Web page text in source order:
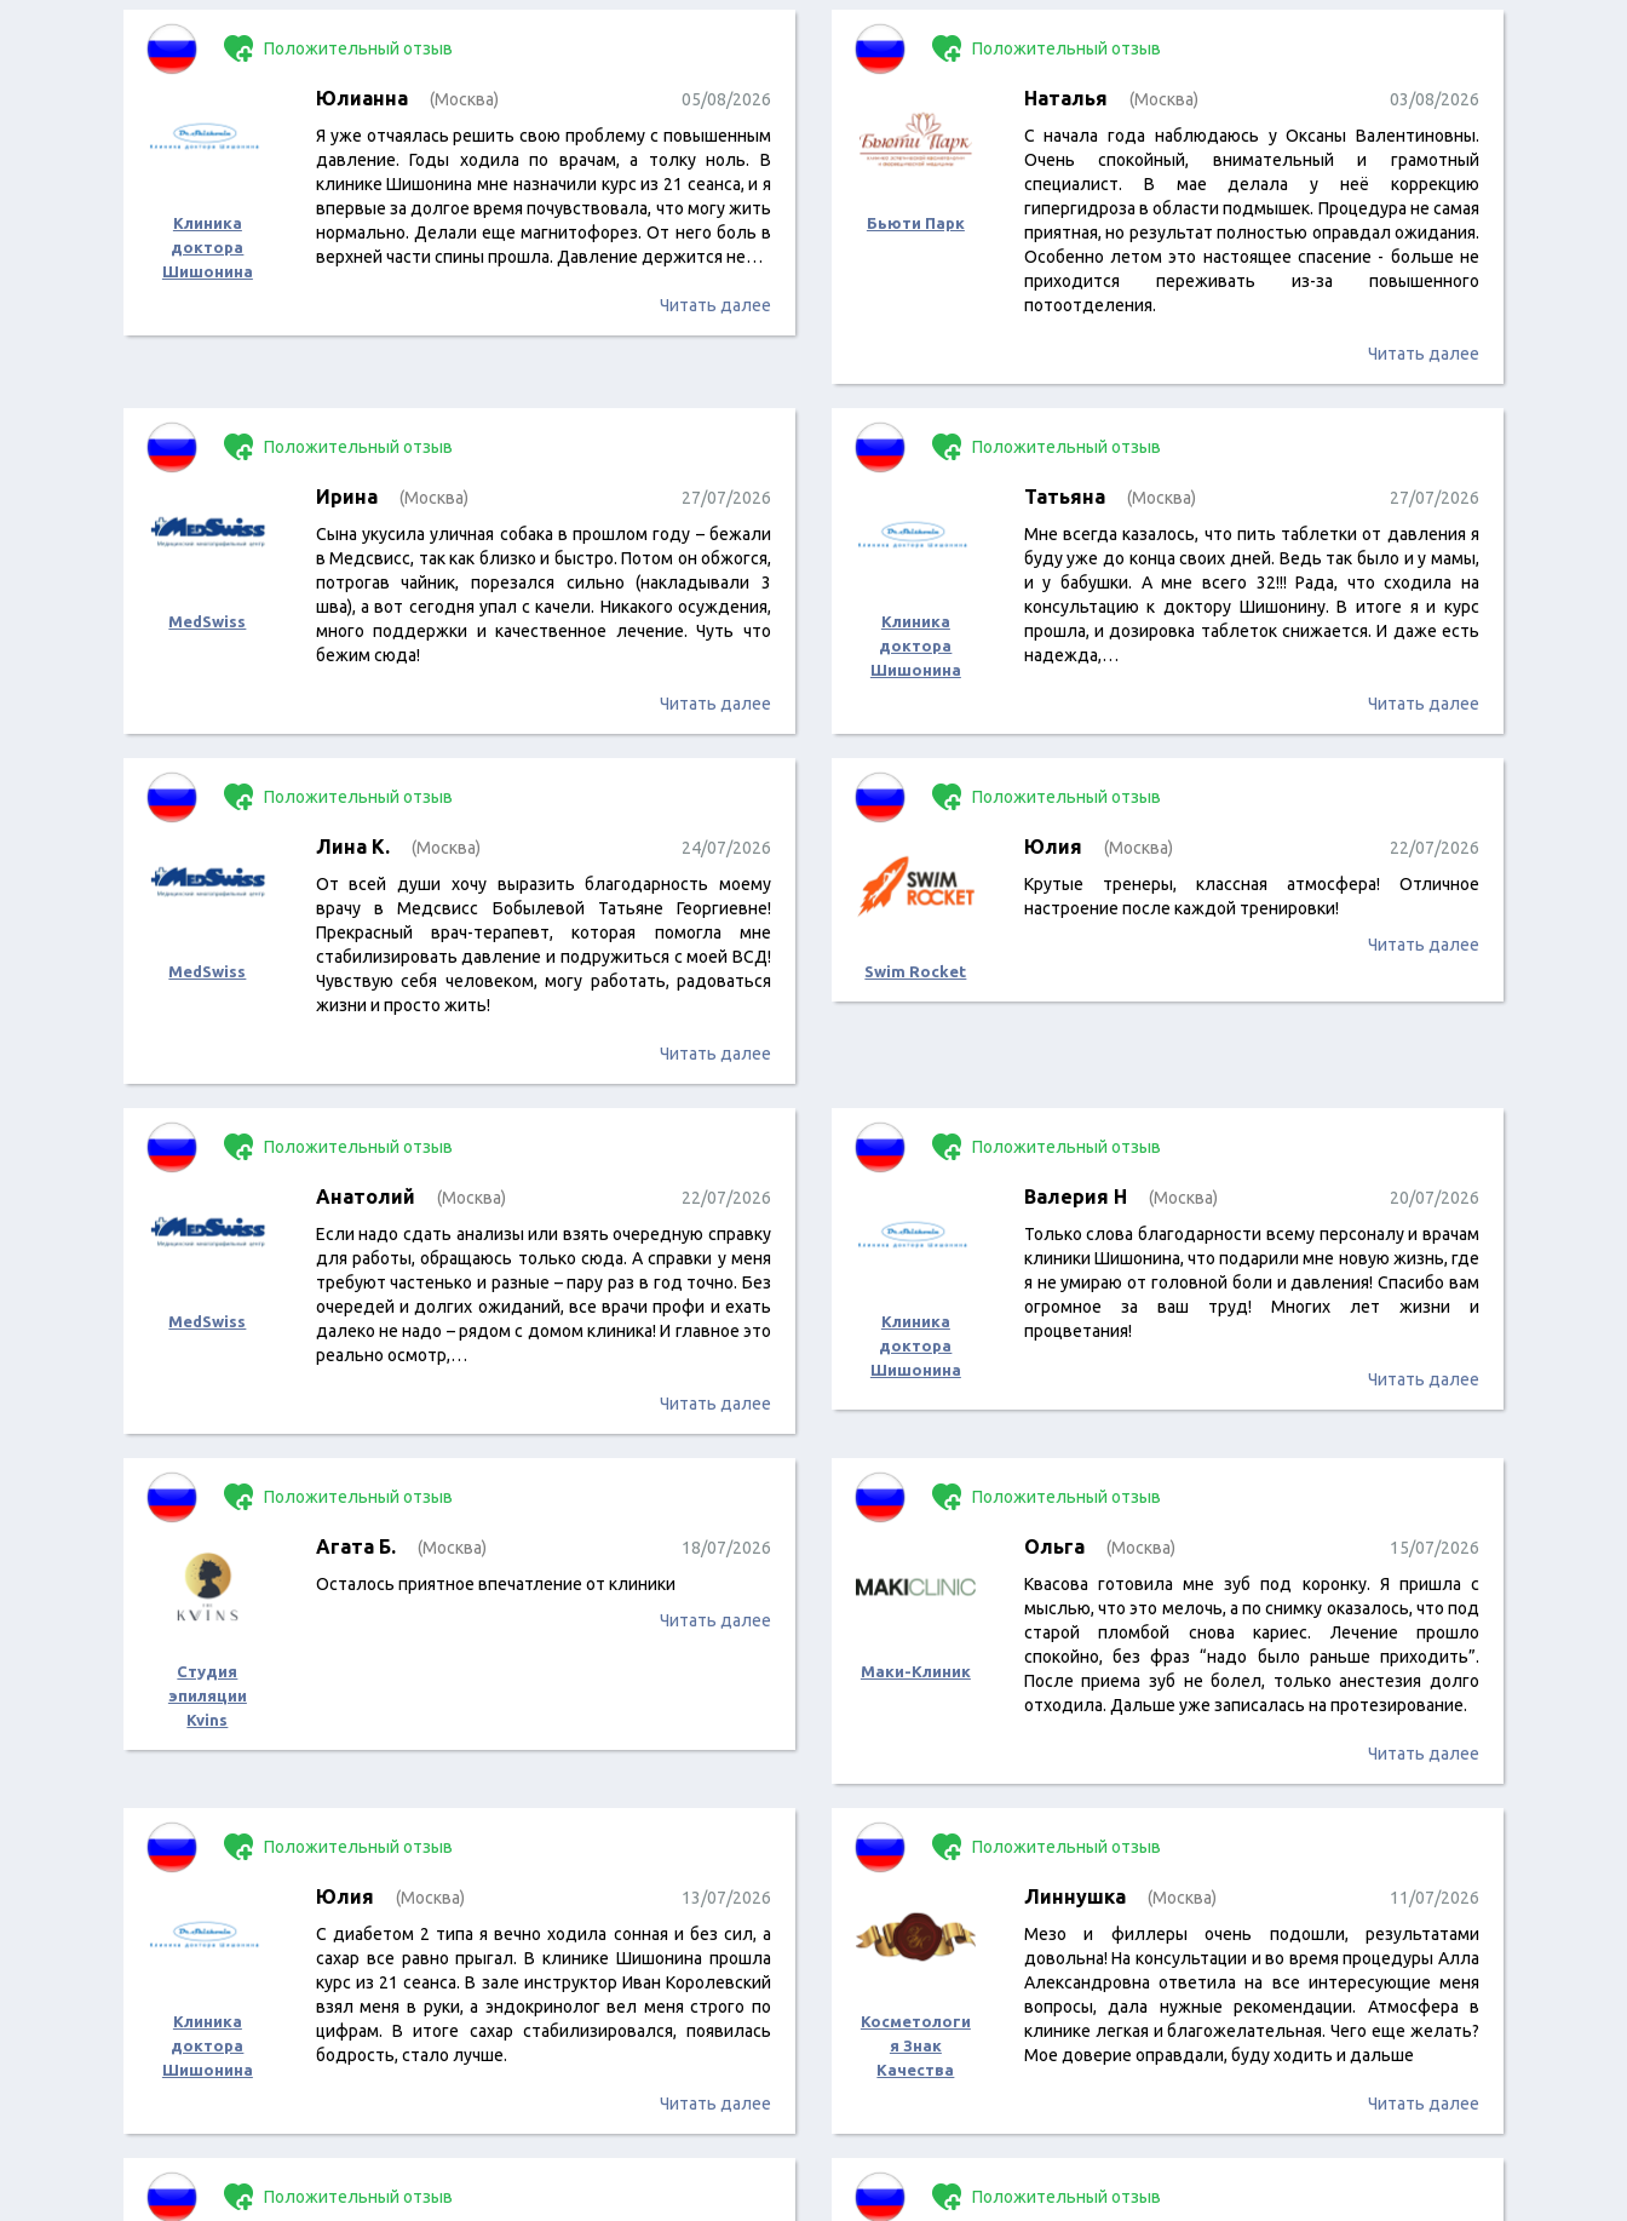
Положительный отзыв
Клиника
доктора
Шишонина
Юлианна (Москва)
05/08/2026
Я уже отчаялась решить свою проблему с повышенным
давление. Годы ходила по врачам, а толку ноль. В
клинике Шишонина мне назначили курс из 21 сеанса, и я
впервые за долгое время почувствовала, что могу жить
нормально. Делали еще магнитофорез. От него боль в
верхней части спины прошла. Давление держится не…
Читать далее
Положительный отзыв
Бьюти Парк
Наталья (Москва)
03/08/2026
С начала года наблюдаюсь у Оксаны Валентиновны.
Очень спокойный, внимательный и грамотный
специалист. В мае делала у неё коррекцию
гипергидроза в области подмышек. Процедура не самая
приятная, но результат полностью оправдал ожидания.
Особенно летом это настоящее спасение - больше не
приходится переживать из-за повышенного
потоотделения.
Читать далее
Положительный отзыв
MedSwiss
Ирина (Москва)
27/07/2026
Сына укусила уличная собака в прошлом году – бежали
в Медсвисс, так как близко и быстро. Потом он обжогся,
потрогав чайник, порезался сильно (накладывали 3
шва), а вот сегодня упал с качели. Никакого осуждения,
много поддержки и качественное лечение. Чуть что
бежим сюда!
Читать далее
Положительный отзыв
Клиника
доктора
Шишонина
Татьяна (Москва)
27/07/2026
Мне всегда казалось, что пить таблетки от давления я
буду уже до конца своих дней. Ведь так было и у мамы,
и у бабушки. А мне всего 32!!! Рада, что сходила на
консультацию к доктору Шишонину. В итоге я и курс
прошла, и дозировка таблеток снижается. И даже есть
надежда,…
Читать далее
Положительный отзыв
MedSwiss
Лина К. (Москва)
24/07/2026
От всей души хочу выразить благодарность моему
врачу в Медсвисс Бобылевой Татьяне Георгиевне!
Прекрасный врач-терапевт, которая помогла мне
стабилизировать давление и подружиться с моей ВСД!
Чувствую себя человеком, могу работать, радоваться
жизни и просто жить!
Читать далее
Положительный отзыв
Swim Rocket
Юлия (Москва)
22/07/2026
Крутые тренеры, классная атмосфера! Отличное
настроение после каждой тренировки!
Читать далее
Положительный отзыв
MedSwiss
Анатолий (Москва)
22/07/2026
Если надо сдать анализы или взять очередную справку
для работы, обращаюсь только сюда. А справки у меня
требуют частенько и разные – пару раз в год точно. Без
очередей и долгих ожиданий, все врачи профи и ехать
далеко не надо – рядом с домом клиника! И главное это
реально осмотр,…
Читать далее
Положительный отзыв
Клиника
доктора
Шишонина
Валерия Н (Москва)
20/07/2026
Только слова благодарности всему персоналу и врачам
клиники Шишонина, что подарили мне новую жизнь, где
я не умираю от головной боли и давления! Спасибо вам
огромное за ваш труд! Многих лет жизни и
процветания!
Читать далее
Положительный отзыв
Студия
эпиляции
Kvins
Агата Б. (Москва)
18/07/2026
Осталось приятное впечатление от клиники
Читать далее
Положительный отзыв
Маки-Клиник
Ольга (Москва)
15/07/2026
Квасова готовила мне зуб под коронку. Я пришла с
мыслью, что это мелочь, а по снимку оказалось, что под
старой пломбой снова кариес. Лечение прошло
спокойно, без фраз “надо было раньше приходить”.
После приема зуб не болел, только анестезия долго
отходила. Дальше уже записалась на протезирование.
Читать далее
Положительный отзыв
Клиника
доктора
Шишонина
Юлия (Москва)
13/07/2026
С диабетом 2 типа я вечно ходила сонная и без сил, а
сахар все равно прыгал. В клинике Шишонина прошла
курс из 21 сеанса. В зале инструктор Иван Королевский
взял меня в руки, а эндокринолог вел меня строго по
цифрам. В итоге сахар стабилизировался, появилась
бодрость, стало лучше.
Читать далее
Положительный отзыв
Косметологи
я Знак
Качества
Линнушка (Москва)
11/07/2026
Мезо и филлеры очень подошли, результатами
довольна! На консультации и во время процедуры Алла
Александровна ответила на все интересующие меня
вопросы, дала нужные рекомендации. Атмосфера в
клинике легкая и благожелательная. Чего еще желать?
Мое доверие оправдали, буду ходить и дальше
Читать далее
Положительный отзыв Положительный отзыв